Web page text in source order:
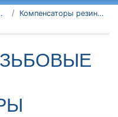
Компенсаторы резиновые антивибрационные